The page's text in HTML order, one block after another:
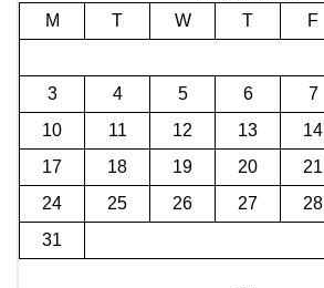
M
T W T F
3
4 5 6 7
10
11 12 13 14
17
18 19 20 21
24
25 26 27 28
31